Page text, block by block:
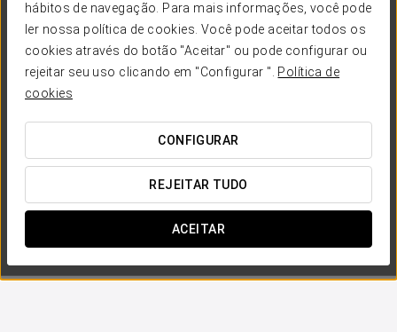
hábitos de navegação. Para mais informações, você pode
ler nossa política de cookies. Você pode aceitar todos os
cookies através do botão "Aceitar" ou pode configurar ou
rejeitar seu uso clicando em "Configurar ". Política de
cookies
CONFIGURAR
REJEITAR TUDO
ACEITAR
PARA DESFRUTAR DAS ESTADIAS MAIS
EXCLUSIVAS